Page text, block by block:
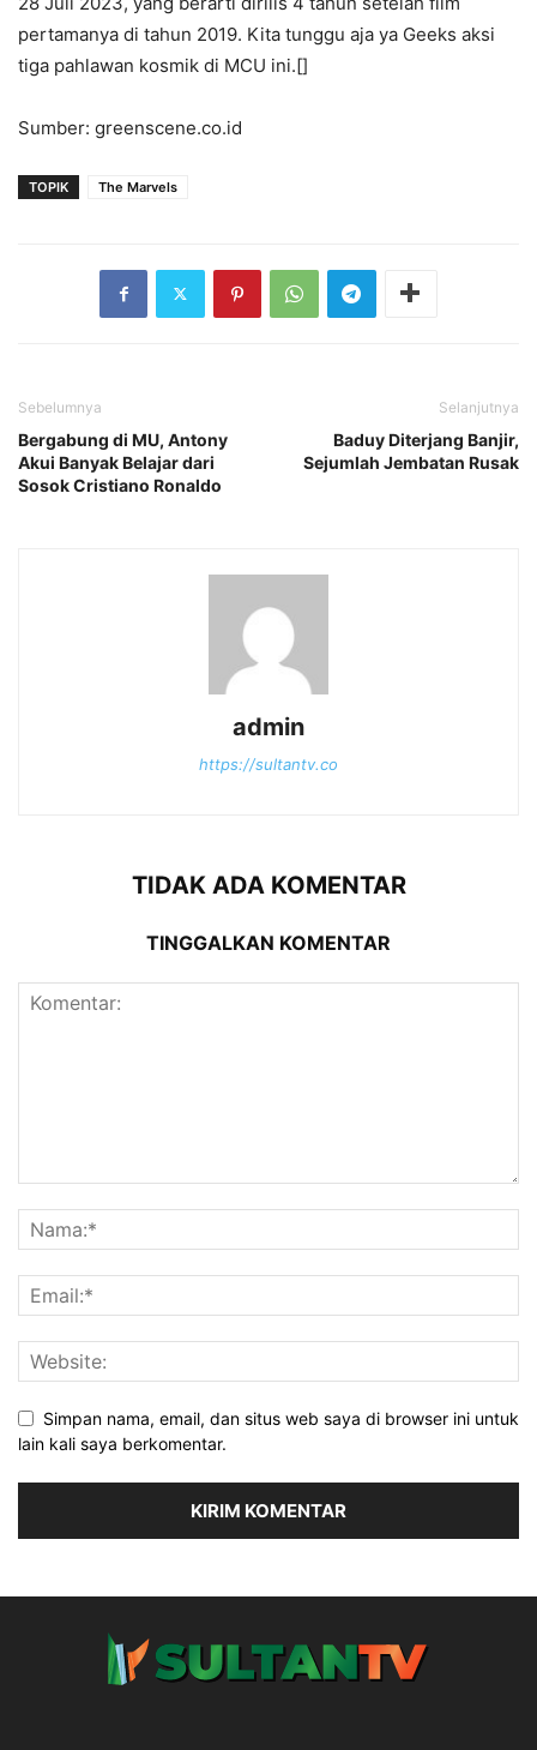
pertamanya di tahun 2019. Kita tunggu aja ya Geeks aksi
tiga pahlawan kosmik di MCU ini.[]
Sumber: greenscene.co.id
TOPIK The Marvels
Sebelumnya
Bergabung di MU, Antony
Akui Banyak Belajar dari
Sosok Cristiano Ronaldo
Selanjutnya
Baduy Diterjang Banjir,
Sejumlah Jembatan Rusak
admin
https://sultantv.co
TIDAK ADA KOMENTAR
TINGGALKAN KOMENTAR
Simpan nama, email, dan situs web saya di browser ini untuk
lain kali saya berkomentar.